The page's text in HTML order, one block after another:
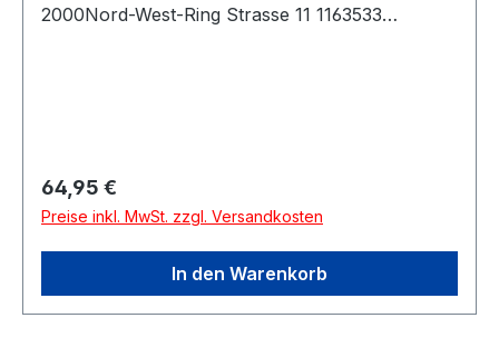
2000Nord-West-Ring Strasse 11 1163533
Regulärer Preis:
64,95 €
Preise inkl. MwSt. zzgl. Versandkosten
In den Warenkorb